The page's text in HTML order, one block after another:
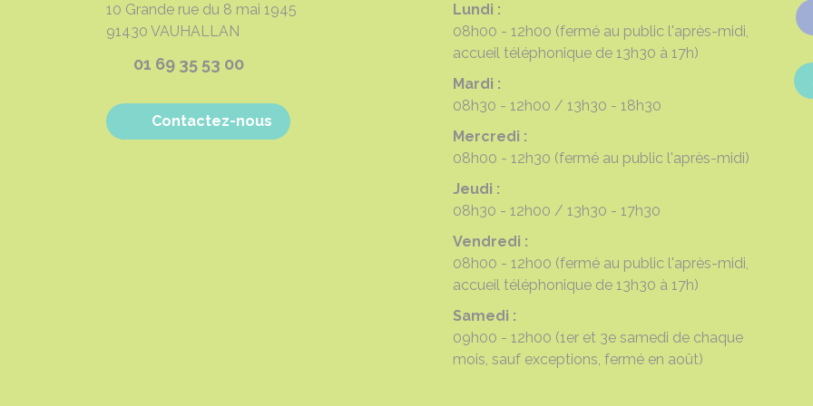
10 Grande rue du 8 mai 1945
91430 VAUHALLAN
01 69 35 53 00
Contactez-nous
Lundi :
08h00 - 12h00 (fermé au public l'après-midi,
accueil téléphonique de 13h30 à 17h)
Mardi :
08h30 - 12h00
13h30 - 18h30
Mercredi :
08h00 - 12h30 (fermé au public l'après-midi)
Jeudi :
08h30 - 12h00
13h30 - 17h30
Vendredi :
08h00 - 12h00 (fermé au public l'après-midi,
accueil téléphonique de 13h30 à 17h)
Samedi :
09h00 - 12h00 (1er et 3e samedi de chaque
mois, sauf exceptions, fermé en août)